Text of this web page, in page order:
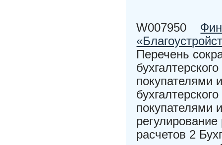
W007950
Перечень
покупателями
покупателями
расчетов 2